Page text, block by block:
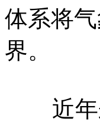
体系将
界。
近年来